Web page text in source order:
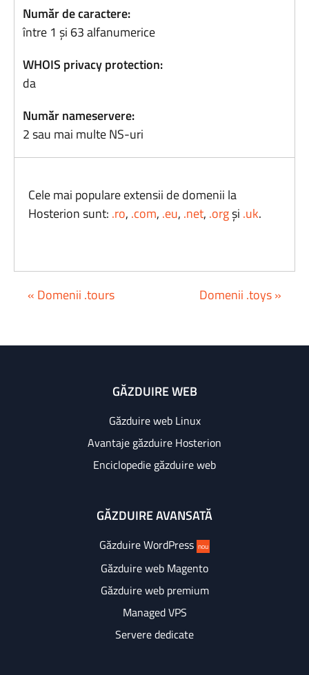
Număr de caractere:
între 1 și 63 alfanumerice
WHOIS privacy protection:
da
Număr nameservere:
2 sau mai multe NS-uri
Cele mai populare extensii de domenii la
Hosterion sunt: .ro, .com, .eu, .net, .orgși .uk.
« Domenii .tours Domenii .toys »
GĂZDUIRE WEB
Găzduire web Linux
Avantaje găzduire Hosterion
Enciclopedie găzduire web
GĂZDUIRE AVANSATĂ
Găzduire WordPress nou
Găzduire web Magento
Găzduire web premium
Managed VPS
Servere dedicate